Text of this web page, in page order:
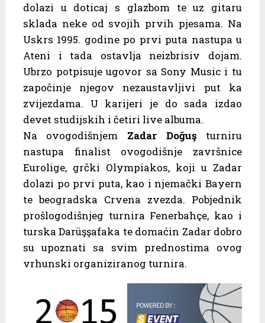
dolazi u doticaj s glazbom te uz gitaru
sklada neke od svojih prvih pjesama. Na
Uskrs 1995. godine po prvi puta nastupa u
Ateni i tada ostavlja neizbrisiv dojam.
Ubrzo potpisuje ugovor sa Sony Music i tu
započinje njegov nezaustavljivi put ka
zvijezdama. U karijeri je do sada izdao
devet studijskih i četiri live albuma.
Na ovogodišnjem Zadar Doğuş turniru
nastupa finalist ovogodišnje završnice
Eurolige, grčki Olympiakos, koji u Zadar
dolazi po prvi puta, kao i njemački Bayern
te beogradska Crvena zvezda. Pobjednik
prošlogodišnjeg turnira Fenerbahçe, kao i
turska Darüşşafaka te domaćin Zadar dobro
su upoznati sa svim prednostima ovog
vrhunski organiziranog turnira.